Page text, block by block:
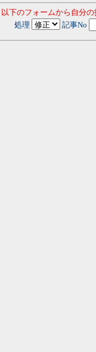
以下のフォームから自分
処理
記事No